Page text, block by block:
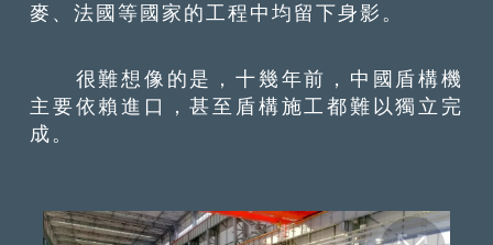
麥、法國等國家的工程中均留下身影。
很難想像的是，十幾年前，中國盾構機
主要依賴進口，甚至盾構施工都難以獨立完
成。